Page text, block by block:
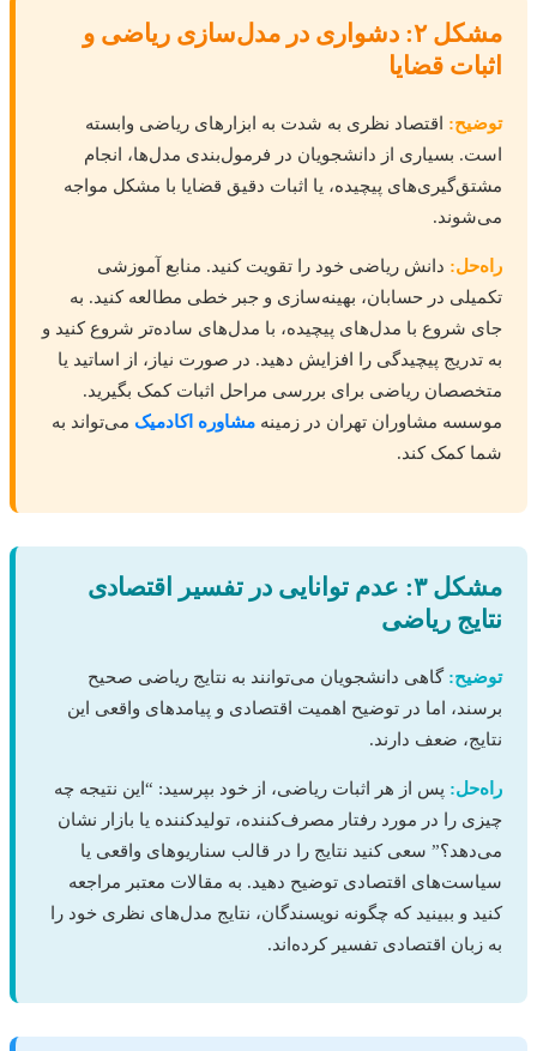
مشکل ۲: دشواری در مدل‌سازی ریاضی و
اثبات قضایا
توضیح: اقتصاد نظری به شدت به ابزارهای ریاضی وابسته
است. بسیاری از دانشجویان در فرمول‌بندی مدل‌ها، انجام
مشتق‌گیری‌های پیچیده، یا اثبات دقیق قضایا با مشکل مواجه
می‌شوند.
راه‌حل: دانش ریاضی خود را تقویت کنید. منابع آموزشی
تکمیلی در حسابان، بهینه‌سازی و جبر خطی مطالعه کنید. به
جای شروع با مدل‌های پیچیده، با مدل‌های ساده‌تر شروع کنید و
به تدریج پیچیدگی را افزایش دهید. در صورت نیاز، از اساتید یا
متخصصان ریاضی برای بررسی مراحل اثبات کمک بگیرید.
موسسه مشاوران تهران در زمینه مشاوره اکادمیک می‌تواند به
شما کمک کند.
مشکل ۳: عدم توانایی در تفسیر اقتصادی
نتایج ریاضی
توضیح: گاهی دانشجویان می‌توانند به نتایج ریاضی صحیح
برسند، اما در توضیح اهمیت اقتصادی و پیامدهای واقعی این
نتایج، ضعف دارند.
راه‌حل: پس از هر اثبات ریاضی، از خود بپرسید: “این نتیجه چه
چیزی را در مورد رفتار مصرف‌کننده، تولیدکننده یا بازار نشان
می‌دهد؟” سعی کنید نتایج را در قالب سناریوهای واقعی یا
سیاست‌های اقتصادی توضیح دهید. به مقالات معتبر مراجعه
کنید و ببینید که چگونه نویسندگان، نتایج مدل‌های نظری خود را
به زبان اقتصادی تفسیر کرده‌اند.